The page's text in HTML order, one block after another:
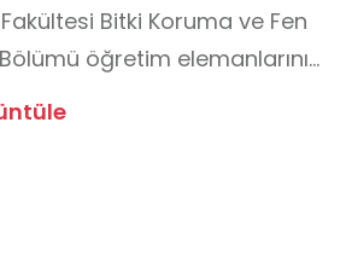
Bitki Koruma ve Fen
öğretim elemanlarının
kurulmuştur. Koleksiyon,
her yaştan öğrenci ve doğa